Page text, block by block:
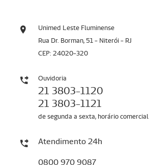
Unimed Leste Fluminense
Rua Dr. Borman, 51 - Niterói - RJ
CEP: 24020-320
Ouvidoria
21 3803-1120
21 3803-1121
de segunda a sexta, horário comercial
Atendimento 24h
0800 970 9087